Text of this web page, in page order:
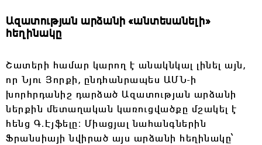
Ազատության արձանի «անտեսանելի»
հեղինակը
Շատերի համար կարող է անակնկալ լինել այն,
որ Նյու Յորքի, ընդհանրապես ԱՄՆ-ի
խորհրդանիշ դարձած Ազատության արձանի
ներքին մետաղական կառուցվածքը մշակել է
հենց Գ․Էյֆելը։ Միացյալ նահանգներին
Ֆրանսիայի նվիրած այս արձանի հեղինակը՝